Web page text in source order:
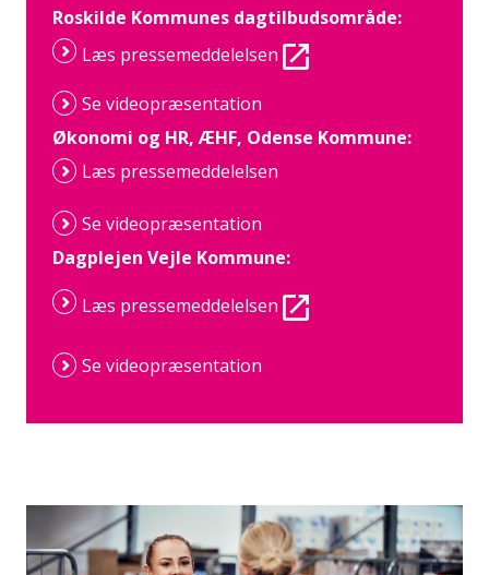
Roskilde Kommunes dagtilbudsområde:
Læs pressemeddelelsen
Se videopræsentation
Økonomi og HR, ÆHF, Odense Kommune:
Læs pressemeddelelsen
Se videopræsentation
Dagplejen Vejle Kommune:
Læs pressemeddelelsen
Se videopræsentation